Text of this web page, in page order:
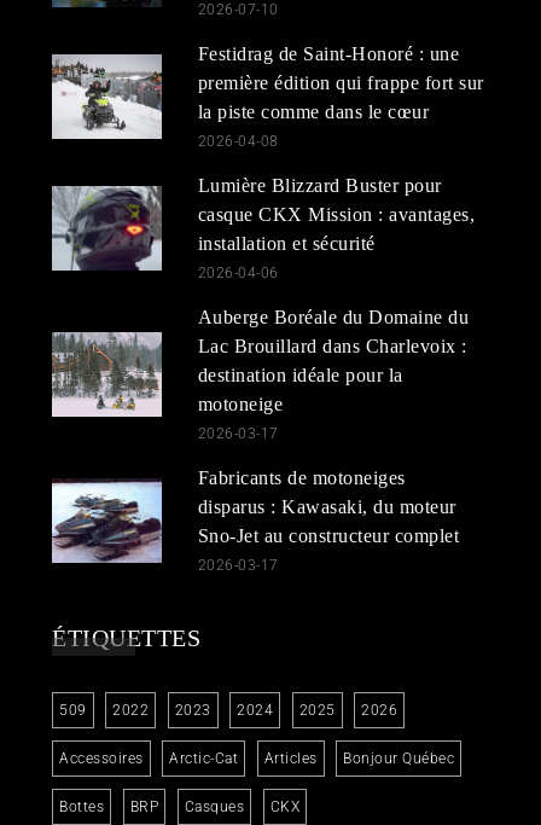
2026-07-10
Festidrag de Saint-Honoré : une
première édition qui frappe fort sur
la piste comme dans le cœur
2026-04-08
Lumière Blizzard Buster pour
casque CKX Mission : avantages,
installation et sécurité
2026-04-06
Auberge Boréale du Domaine du
Lac Brouillard dans Charlevoix :
destination idéale pour la
motoneige
2026-03-17
Fabricants de motoneiges
disparus : Kawasaki, du moteur
Sno-Jet au constructeur complet
2026-03-17
ÉTIQUETTES
509 2022 2023 2024 2025 2026
Accessoires Arctic-Cat Articles Bonjour Québec
Bottes BRP Casques CKX